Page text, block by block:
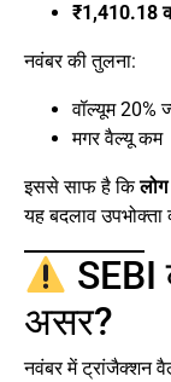
₹1,410.18
नवंबर की तुलना:
वॉल्यूम 20%
मगर वैल्यू कम
इससे साफ है कि
यह बदलाव उपभोक्ता
SEBI
असर?
नवंबर में ट्रांजैक्शन